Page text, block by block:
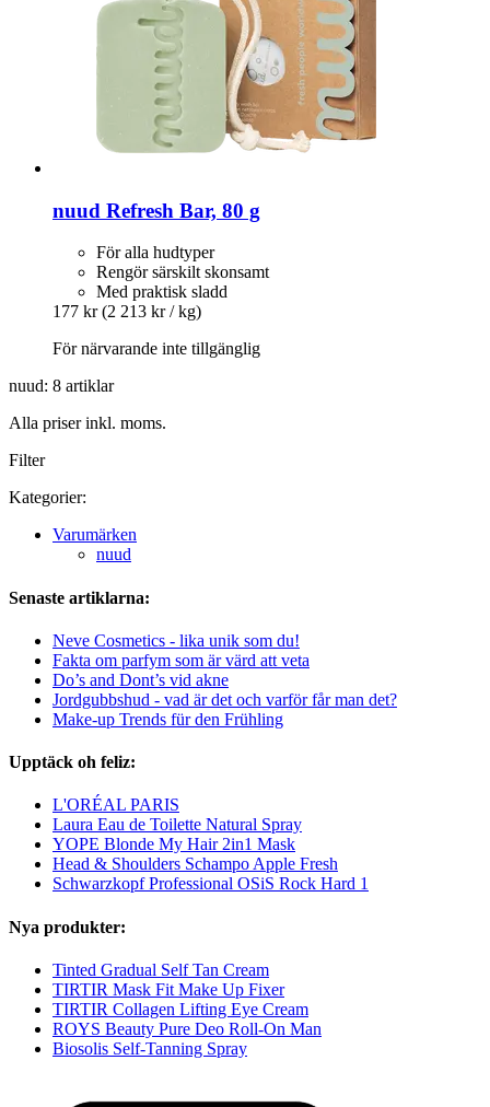
nuud Refresh Bar, 80 g
För alla hudtyper
Rengör särskilt skonsamt
Med praktisk sladd
177 kr (2 213 kr / kg)
För närvarande inte tillgänglig
nuud: 8 artiklar
Alla priser inkl. moms.
Filter
Kategorier:
Varumärken
nuud
Senaste artiklarna:
Neve Cosmetics - lika unik som du!
Fakta om parfym som är värd att veta
Do’s and Dont’s vid akne
Jordgubbshud - vad är det och varför får man det?
Make-up Trends für den Frühling
Upptäck oh feliz:
L'ORÉAL PARIS
Laura Eau de Toilette Natural Spray
YOPE Blonde My Hair 2in1 Mask
Head & Shoulders Schampo Apple Fresh
Schwarzkopf Professional OSiS Rock Hard 1
Nya produkter:
Tinted Gradual Self Tan Cream
TIRTIR Mask Fit Make Up Fixer
TIRTIR Collagen Lifting Eye Cream
ROYS Beauty Pure Deo Roll-On Man
Biosolis Self-Tanning Spray